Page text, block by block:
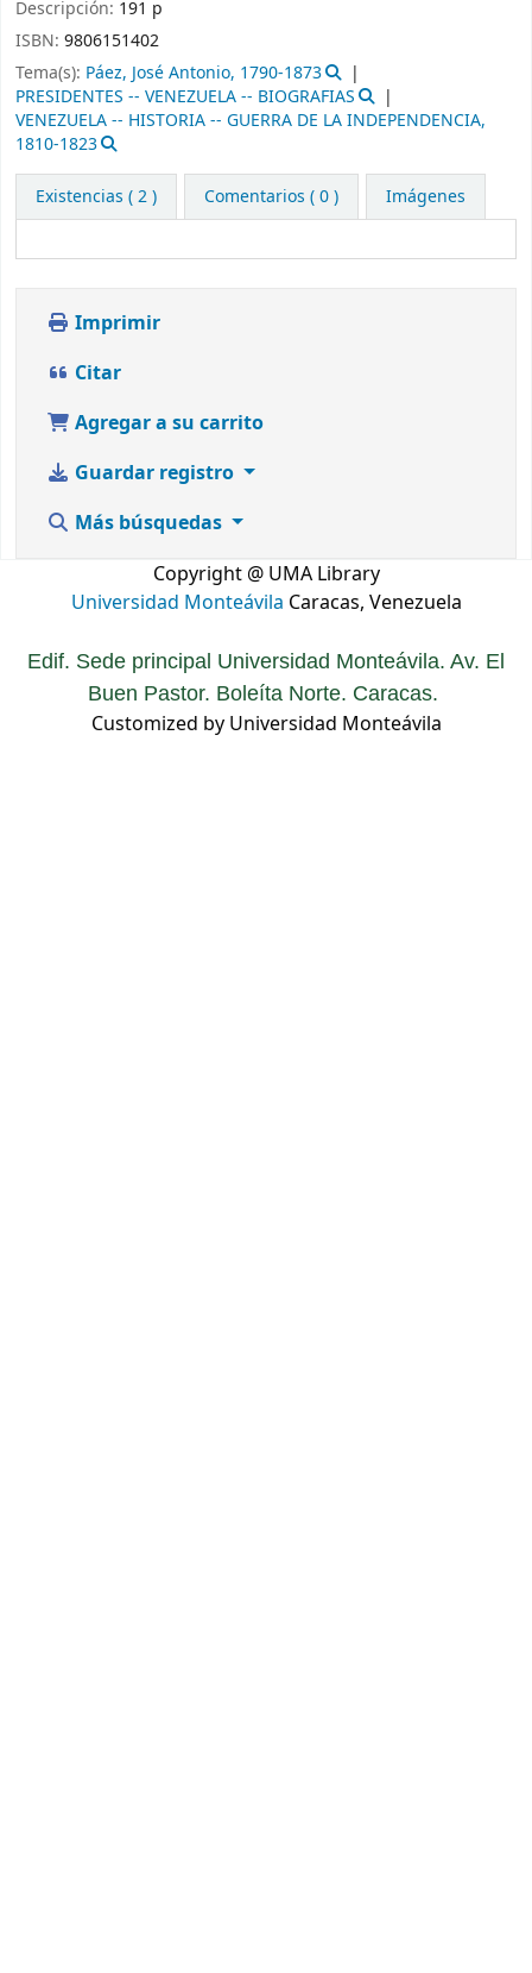
Descripción: 191 p
ISBN: 9806151402
Tema(s): Páez, José Antonio, 1790-1873
PRESIDENTES -- VENEZUELA -- BIOGRAFIAS
VENEZUELA -- HISTORIA -- GUERRA DE LA INDEPENDENCIA,
1810-1823
Existencias ( 2 ) Comentarios ( 0 ) Imágenes
Imprimir
Citar
Agregar a su carrito
Guardar registro
Más búsquedas
Copyright @ UMA Library
Universidad Monteávila Caracas, Venezuela
Edif. Sede principal Universidad Monteávila. Av. El
Buen Pastor. Boleíta Norte. Caracas.
Customized by Universidad Monteávila